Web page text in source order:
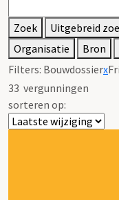
Zoek
Uitgebreid
Organisatie
Bron
Filters: Bouwdossierx
33 vergunningen
sorteren op: